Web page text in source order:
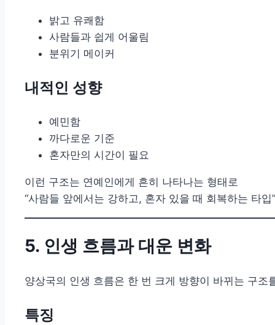
밝고 유쾌함
사람들과 쉽게 어울림
분위기 메이커
내적인 성향
예민함
까다로운 기준
혼자만의 시간이 필요
이런 구조는 연예인에게 흔히 나타나는 형태로
“사람들 앞에서는 강하고, 혼자 있을 때 회복하는 타입
5. 인생 흐름과 대운 변화
양상국의 인생 흐름은 한 번 크게 방향이 바뀌는 구조
특징